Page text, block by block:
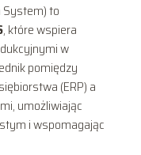
to
, które wspiera
w
pomiędzy
(ERP) a
umożliwiając
i wspomagając